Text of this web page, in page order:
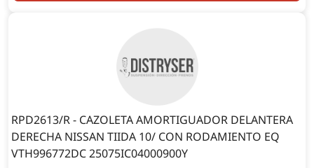
RPD2613/R - CAZOLETA AMORTIGUADOR DELANTERA
DERECHA NISSAN TIIDA 10/ CON RODAMIENTO EQ
VTH996772DC 25075IC04000900Y